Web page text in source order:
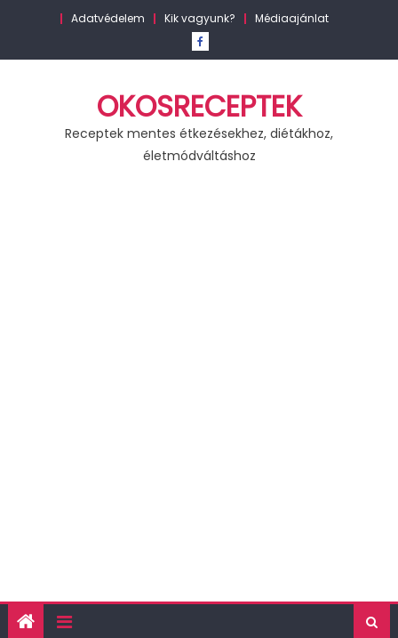
Adatvédelem Kik vagyunk? Médiaajánlat
OKOSRECEPTEK
Receptek mentes étkezésekhez, diétákhoz,
életmódváltáshoz